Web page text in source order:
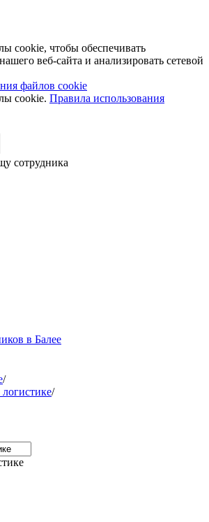
cookie, чтобы обеспечивать
веб-сайта и анализировать сетевой
файлов cookie
cookie. Правила использования
сотрудника
в Балее
/
/